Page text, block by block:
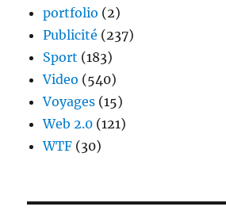
portfolio (2)
Publicité (237)
Sport (183)
Video (540)
Voyages (15)
Web 2.0 (121)
WTF (30)